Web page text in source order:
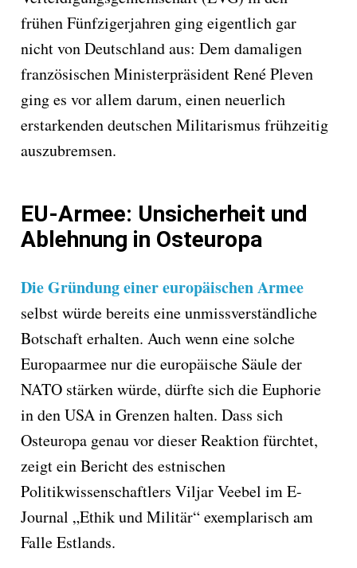
frühen Fünfzigerjahren ging eigentlich gar
nicht von Deutschland aus: Dem damaligen
französischen Ministerpräsident René Pleven
ging es vor allem darum, einen neuerlich
erstarkenden deutschen Militarismus frühzeitig
auszubremsen.
EU-Armee: Unsicherheit und
Ablehnung in Osteuropa
Die Gründung einer europäischen Armee
selbst würde bereits eine unmissverständliche
Botschaft erhalten. Auch wenn eine solche
Europaarmee nur die europäische Säule der
NATO stärken würde, dürfte sich die Euphorie
in den USA in Grenzen halten. Dass sich
Osteuropa genau vor dieser Reaktion fürchtet,
zeigt ein Bericht des estnischen
Politikwissenschaftlers Viljar Veebel im E-
Journal „Ethik und Militär“ exemplarisch am
Falle Estlands.